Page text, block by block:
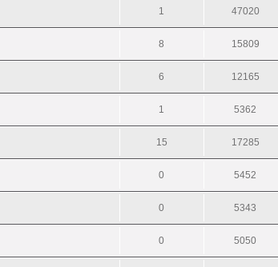
1 47020
8 15809
6 12165
1 5362
15 17285
0 5452
0 5343
0 5050